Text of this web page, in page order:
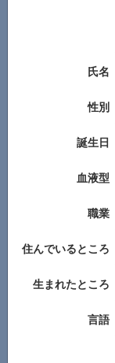
氏名
性別
誕生日
血液型
職業
住んでいるところ
生まれたところ
言語